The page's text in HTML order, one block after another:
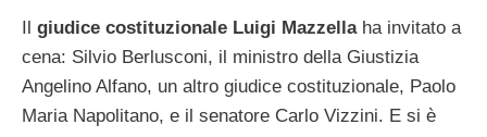
Il giudice costituzionale Luigi Mazzella ha invitato a
cena: Silvio Berlusconi, il ministro della Giustizia
Angelino Alfano, un altro giudice costituzionale, Paolo
Maria Napolitano, e il senatore Carlo Vizzini. E si è